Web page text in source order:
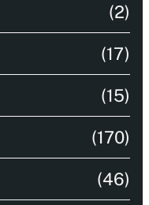
(2)
(17)
(15)
(170)
(46)